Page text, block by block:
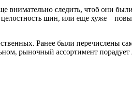
внимательно следить, чтоб они
шин, или еще хуже –
Ранее были перечислены
рыночный ассортимент